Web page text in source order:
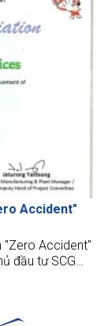
Accident"
"Zero Accident"
đầu tư SCG